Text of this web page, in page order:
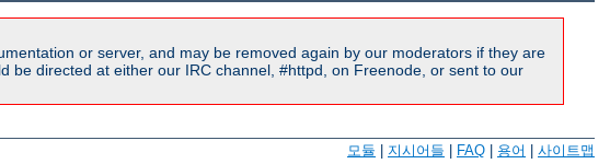
or server, and may be removed again by our moderators if they are
be directed at either our IRC channel, #httpd, on Freenode, or sent to our
모듈 지시어들 FAQ 용어 사이트맵